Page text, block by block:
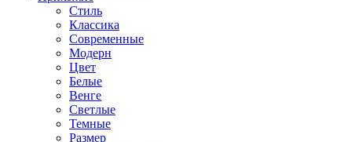
Стиль
Классика
Современные
Модерн
Цвет
Белые
Венге
Светлые
Темные
Размер